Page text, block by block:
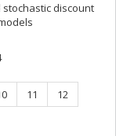
discount
Page
11 Page
12